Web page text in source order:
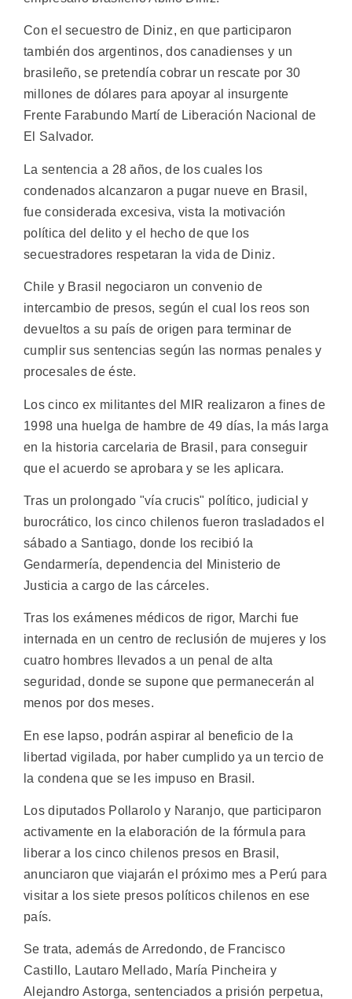
Con el secuestro de Diniz, en que participaron
también dos argentinos, dos canadienses y un
brasileño, se pretendía cobrar un rescate por 30
millones de dólares para apoyar al insurgente
Frente Farabundo Martí de Liberación Nacional de
El Salvador.
La sentencia a 28 años, de los cuales los
condenados alcanzaron a pugar nueve en Brasil,
fue considerada excesiva, vista la motivación
política del delito y el hecho de que los
secuestradores respetaran la vida de Diniz.
Chile y Brasil negociaron un convenio de
intercambio de presos, según el cual los reos son
devueltos a su país de origen para terminar de
cumplir sus sentencias según las normas penales y
procesales de éste.
Los cinco ex militantes del MIR realizaron a fines de
1998 una huelga de hambre de 49 días, la más larga
en la historia carcelaria de Brasil, para conseguir
que el acuerdo se aprobara y se les aplicara.
Tras un prolongado "vía crucis" político, judicial y
burocrático, los cinco chilenos fueron trasladados el
sábado a Santiago, donde los recibió la
Gendarmería, dependencia del Ministerio de
Justicia a cargo de las cárceles.
Tras los exámenes médicos de rigor, Marchi fue
internada en un centro de reclusión de mujeres y los
cuatro hombres llevados a un penal de alta
seguridad, donde se supone que permanecerán al
menos por dos meses.
En ese lapso, podrán aspirar al beneficio de la
libertad vigilada, por haber cumplido ya un tercio de
la condena que se les impuso en Brasil.
Los diputados Pollarolo y Naranjo, que participaron
activamente en la elaboración de la fórmula para
liberar a los cinco chilenos presos en Brasil,
anunciaron que viajarán el próximo mes a Perú para
visitar a los siete presos políticos chilenos en ese
país.
Se trata, además de Arredondo, de Francisco
Castillo, Lautaro Mellado, María Pincheira y
Alejandro Astorga, sentenciados a prisión perpetua,